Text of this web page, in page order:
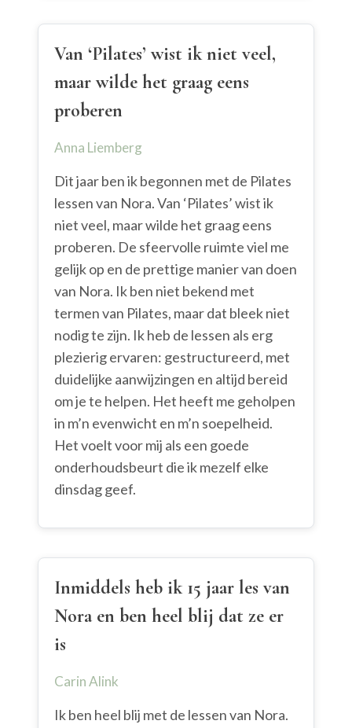
Van ‘Pilates’ wist ik niet veel,
maar wilde het graag eens
proberen
Anna Liemberg
Dit jaar ben ik begonnen met de Pilates
lessen van Nora. Van ‘Pilates’ wist ik
niet veel, maar wilde het graag eens
proberen. De sfeervolle ruimte viel me
gelijk op en de prettige manier van doen
van Nora. Ik ben niet bekend met
termen van Pilates, maar dat bleek niet
nodig te zijn. Ik heb de lessen als erg
plezierig ervaren: gestructureerd, met
duidelijke aanwijzingen en altijd bereid
om je te helpen. Het heeft me geholpen
in m’n evenwicht en m’n soepelheid.
Het voelt voor mij als een goede
onderhoudsbeurt die ik mezelf elke
dinsdag geef.
Inmiddels heb ik 15 jaar les van
Nora en ben heel blij dat ze er
is
Carin Alink
Ik ben heel blij met de lessen van Nora.